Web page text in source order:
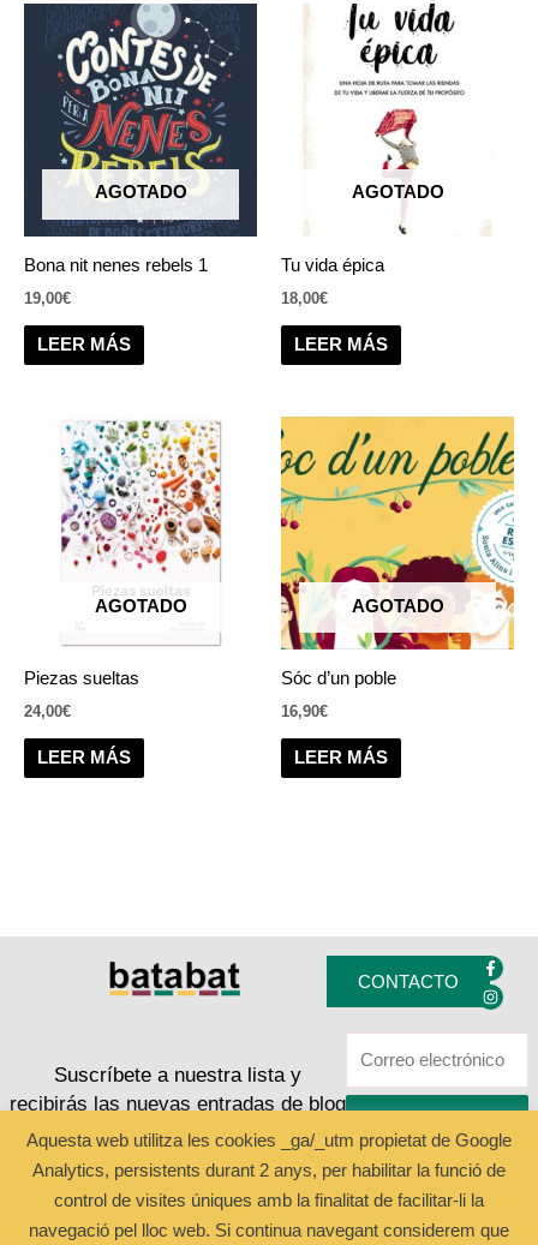
AGOTADO
Bona nit nenes rebels 1
19,00€
LEER MÁS
AGOTADO
Tu vida épica
18,00€
LEER MÁS
AGOTADO
Piezas sueltas
24,00€
LEER MÁS
AGOTADO
Sóc d’un poble
16,90€
LEER MÁS
CONTACTO
F
a
c
e
o
k
-
I
n
s
t
r
a
m
Suscríbete a nuestra lista y
recibirás las nuevas entradas de blog
Aquesta web utilitza les cookies _ga/_utm propietat de Google
Analytics, persistents durant 2 anys, per habilitar la funció de
control de visites úniques amb la finalitat de facilitar-li la
navegació pel lloc web. Si continua navegant considerem que